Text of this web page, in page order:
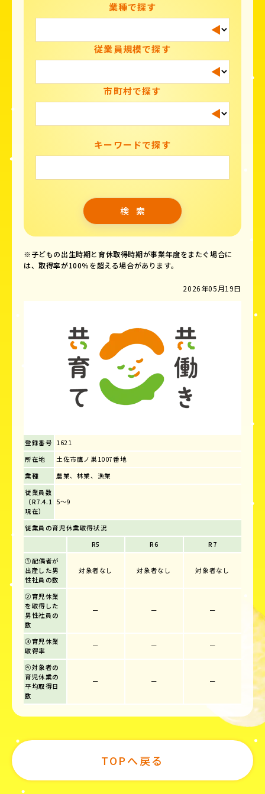
業種で探す
従業員規模で探す
市町村で探す
キーワードで探す
※子どもの出生時期と育休取得時期が事業年度をまたぐ場合に
は、取得率が100％を超える場合があります。
2026年05月19日
登録番号 1621
所在地
土佐市鷹ノ巣1007番地
業種
農業、林業、漁業
従業員数
（R7.4.1
現在）
5～9
従業員の育児休業取得状況
R5
R6
R7
①配偶者が
出産した男
性社員の数
対象者なし 対象者なし 対象者なし
②育児休業
を取得した
男性社員の
数
ー ー ー
③育児休業
取得率
ー ー ー
④対象者の
育児休業の
平均取得日
数
ー ー ー
TOPへ戻る